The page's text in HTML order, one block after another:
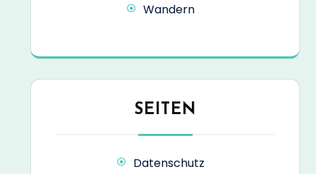
Wandern
SEITEN
Datenschutz